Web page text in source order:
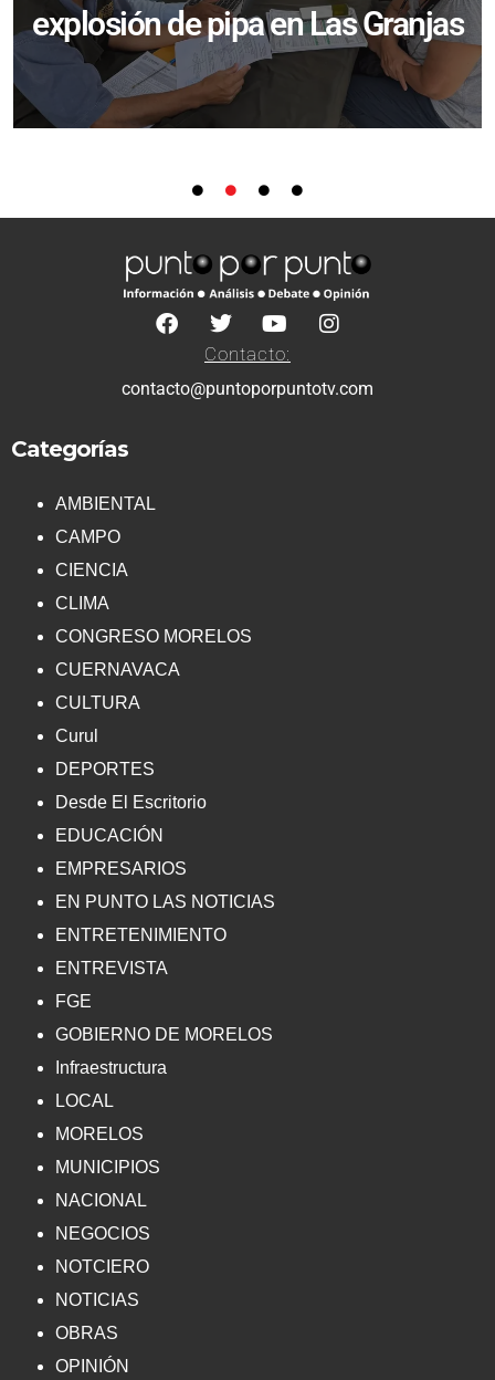
explosión de pipa en Las Granjas
Contacto:
contacto@puntoporpuntotv.com
Categorías
AMBIENTAL
CAMPO
CIENCIA
CLIMA
CONGRESO MORELOS
CUERNAVACA
CULTURA
Curul
DEPORTES
Desde El Escritorio
EDUCACIÓN
EMPRESARIOS
EN PUNTO LAS NOTICIAS
ENTRETENIMIENTO
ENTREVISTA
FGE
GOBIERNO DE MORELOS
Infraestructura
LOCAL
MORELOS
MUNICIPIOS
NACIONAL
NEGOCIOS
NOTCIERO
NOTICIAS
OBRAS
OPINIÓN